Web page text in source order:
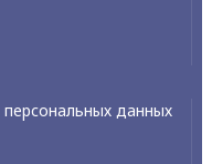
данных